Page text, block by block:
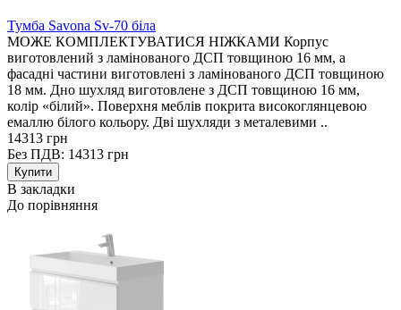
Тумба Savona Sv-70 біла
МОЖЕ КОМПЛЕКТУВАТИСЯ НІЖКАМИ Корпус
виготовлений з ламінованого ДСП товщиною 16 мм, а
фасадні частини виготовлені з ламінованого ДСП товщиною
18 мм. Дно шухляд виготовлене з ДСП товщиною 16 мм,
колір «білий». Поверхня меблів покрита високоглянцевою
емаллю білого кольору. Дві шухляди з металевими ..
14313 грн
Без ПДВ: 14313 грн
В закладки
До порівняння